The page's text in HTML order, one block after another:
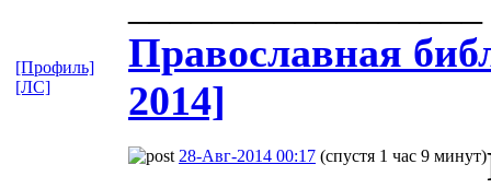
Православная​
2014]
[Профиль]
[ЛС]
28-Авг-2014 00:17 (спустя 1 час 9 минут)